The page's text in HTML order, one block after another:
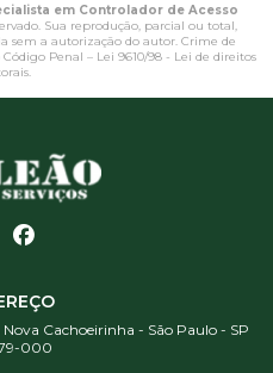
em Controlador de Acesso
Sua reprodução, parcial ou total,
sem a autorização do autor. Crime de
Penal – Lei 9610/98 - Lei de direitos
.
Cachoeirinha - São Paulo - SP
000